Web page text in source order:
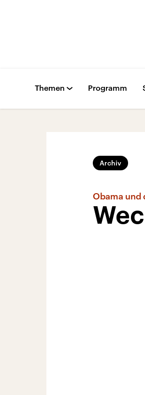
Themen Programm
Archiv
Obama und